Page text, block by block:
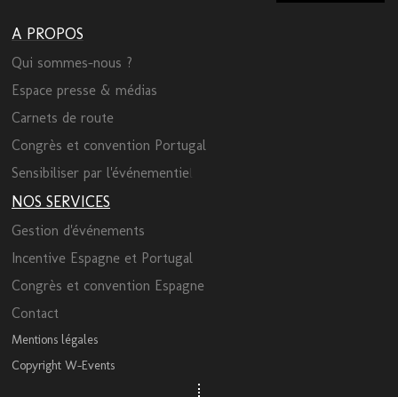
A PROPOS
Qui sommes-nous ?
Espace presse & médias
Carnets de route
Congrès et convention Portugal
Sensibiliser par l'événementiel
NOS SERVICES
Gestion d'événements
Incentive Espagne et Portugal
Congrès et convention Espagne
Contact
Mentions légales
Copyright W-Events